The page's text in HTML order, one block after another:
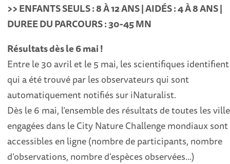
>> ENFANTS SEULS : 8 À 12 ANS | AIDÉS : 4 À 8 ANS |
DUREE DU PARCOURS : 30-45 MN
Résultats dès le 6 mai !
Entre le 30 avril et le 5 mai, les scientifiques
qui a été trouvé par les observateurs qui sont
automatiquement notifiés sur iNaturalist.
Dès le 6 mai, l’ensemble des résultats de toutes les
engagées dans le City Nature Challenge mondiaux sont
accessibles en ligne (nombre de participants, nombre
d’observations, nombre d’espèces observées...)